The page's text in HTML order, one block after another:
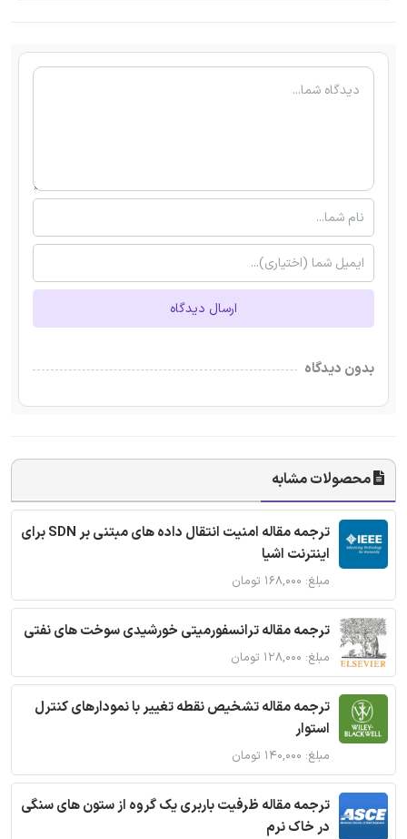
ارسال دیدگاه
بدون دیدگاه
محصولات مشابه
ترجمه مقاله امنیت انتقال داده های مبتنی بر SDN برای
اینترنت اشیا
مبلغ: ۱۶۸,۰۰۰ تومان
ترجمه مقاله ترانسفورمیتی خورشیدی سوخت های نفتی
مبلغ: ۱۲۸,۰۰۰ تومان
ترجمه مقاله تشخیص نقطه تغییر با نمودارهای کنترل
استوار
مبلغ: ۱۴۰,۰۰۰ تومان
ترجمه مقاله ظرفیت باربری یک گروه از ستون های سنگی
در خاک نرم